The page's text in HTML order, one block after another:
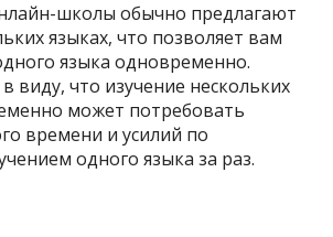
школы обычно предлагают
языках, что позволяет вам
языка одновременно.
виду, что изучение нескольких
может потребовать
времени и усилий по
одного языка за раз.